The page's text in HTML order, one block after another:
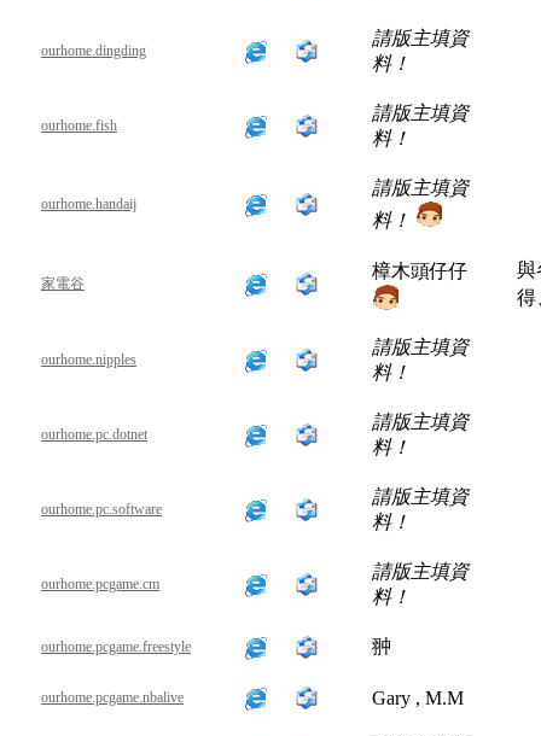
ourhome.dingding
請版主填資
料！
ourhome.fish
請版主填資
料！
ourhome.handaij
請版主填資
料！
家電谷
樟木頭仔仔
與
得
ourhome.nipples
請版主填資
料！
ourhome.pc.dotnet
請版主填資
料！
ourhome.pc.software
請版主填資
料！
ourhome.pcgame.cm
請版主填資
料！
ourhome.pcgame.freestyle 翀
ourhome.pcgame.nbalive Gary , M.M